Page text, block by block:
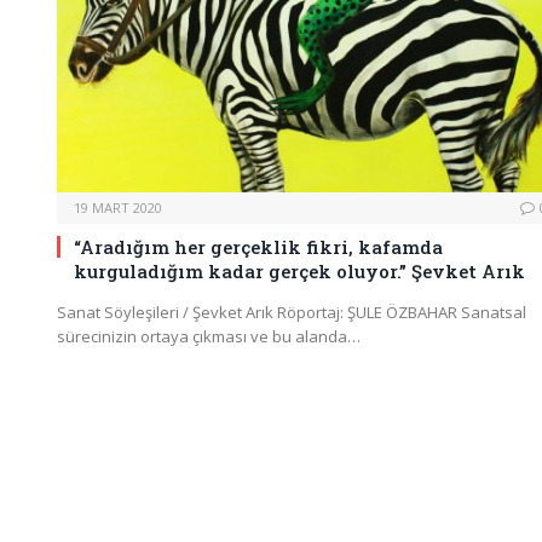
19 MART 2020
“Aradığım her gerçeklik fikri, kafamda
kurguladığım kadar gerçek oluyor.” Şevket Arık
Sanat Söyleşileri / Şevket Arık Röportaj: ŞULE ÖZBAHAR Sanatsal
sürecinizin ortaya çıkması ve bu alanda…